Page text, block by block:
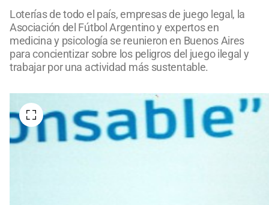
Loterías de todo el país, empresas de juego legal, la
Asociación del Fútbol Argentino y expertos en
medicina y psicología se reunieron en Buenos Aires
para concientizar sobre los peligros del juego ilegal y
trabajar por una actividad más sustentable.